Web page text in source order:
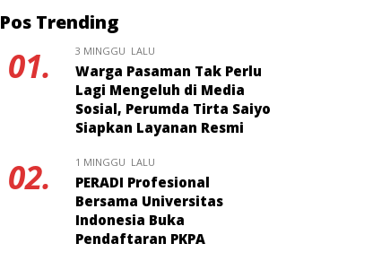
Pos Trending
01. 3 MINGGU LALU
Warga Pasaman Tak Perlu
Lagi Mengeluh di Media
Sosial, Perumda Tirta Saiyo
Siapkan Layanan Resmi
02. 1 MINGGU LALU
PERADI Profesional
Bersama Universitas
Indonesia Buka
Pendaftaran PKPA